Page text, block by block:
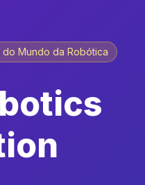
do Mundo da Robótica